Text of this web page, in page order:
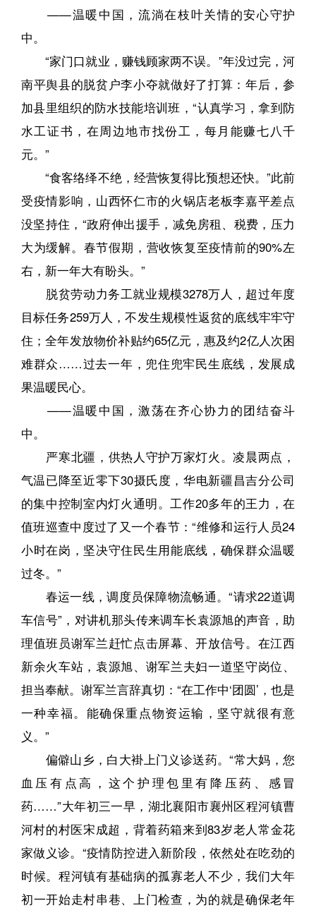
——温暖中国，流淌在枝叶关情的安心守护
中。
“家门口就业，赚钱顾家两不误。”年没过完，河
南平舆县的脱贫户李小夺就做好了打算：年后，参
加县里组织的防水技能培训班，“认真学习，拿到防
水工证书，在周边地市找份工，每月能赚七八千
元。”
“食客络绎不绝，经营恢复得比预想还快。”此前
受疫情影响，山西怀仁市的火锅店老板李嘉平差点
没坚持住，“政府伸出援手，减免房租、税费，压力
大为缓解。春节假期，营收恢复至疫情前的90%左
右，新一年大有盼头。”
脱贫劳动力务工就业规模3278万人，超过年度
目标任务259万人，不发生规模性返贫的底线牢牢守
住；全年发放物价补贴约65亿元，惠及约2亿人次困
难群众……过去一年，兜住兜牢民生底线，发展成
果温暖民心。
——温暖中国，激荡在齐心协力的团结奋斗
中。
严寒北疆，供热人守护万家灯火。凌晨两点，
气温已降至近零下30摄氏度，华电新疆昌吉分公司
的集中控制室内灯火通明。工作20多年的王力，在
值班巡查中度过了又一个春节：“维修和运行人员24
小时在岗，坚决守住民生用能底线，确保群众温暖
过冬。”
春运一线，调度员保障物流畅通。“请求22道调
车信号”，对讲机那头传来调车长袁源旭的声音，助
理值班员谢军兰赶忙点击屏幕、开放信号。在江西
新余火车站，袁源旭、谢军兰夫妇一道坚守岗位、
担当奉献。谢军兰言辞真切：“在工作中‘团圆’，也是
一种幸福。能确保重点物资运输，坚守就很有意
义。”
偏僻山乡，白大褂上门义诊送药。“常大妈，您
血压有点高，这个护理包里有降压药、感冒
药……”大年初三一早，湖北襄阳市襄州区程河镇曹
河村的村医宋成超，背着药箱来到83岁老人常金花
家做义诊。“疫情防控进入新阶段，依然处在吃劲的
时候。程河镇有基础病的孤寡老人不少，我们大年
初一开始走村串巷、上门检查，为的就是确保老年